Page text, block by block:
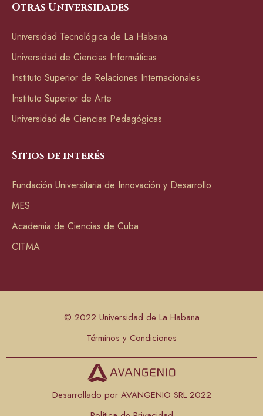
Otras Universidades
Universidad Tecnológica de La Habana
Universidad de Ciencias Informáticas
Instituto Superior de Relaciones Internacionales
Instituto Superior de Arte
Universidad de Ciencias Pedagógicas
Sitios de interés
Fundación Universitaria de Innovación y Desarrollo
MES
Academia de Ciencias de Cuba
CITMA
© 2022 Universidad de La Habana
Términos y Condiciones
Desarrollado por AVANGENIO SRL 2022